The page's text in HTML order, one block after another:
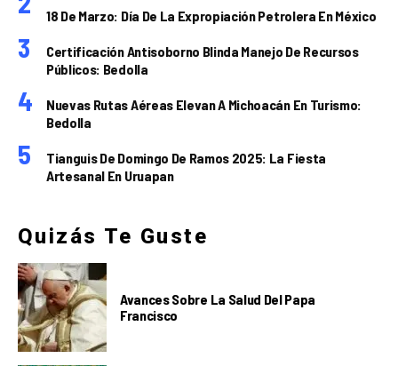
18 De Marzo: Día De La Expropiación Petrolera En México
Certificación Antisoborno Blinda Manejo De Recursos
Públicos: Bedolla
Nuevas Rutas Aéreas Elevan A Michoacán En Turismo:
Bedolla
Tianguis De Domingo De Ramos 2025: La Fiesta
Artesanal En Uruapan
Quizás Te Guste
Avances Sobre La Salud Del Papa
Francisco